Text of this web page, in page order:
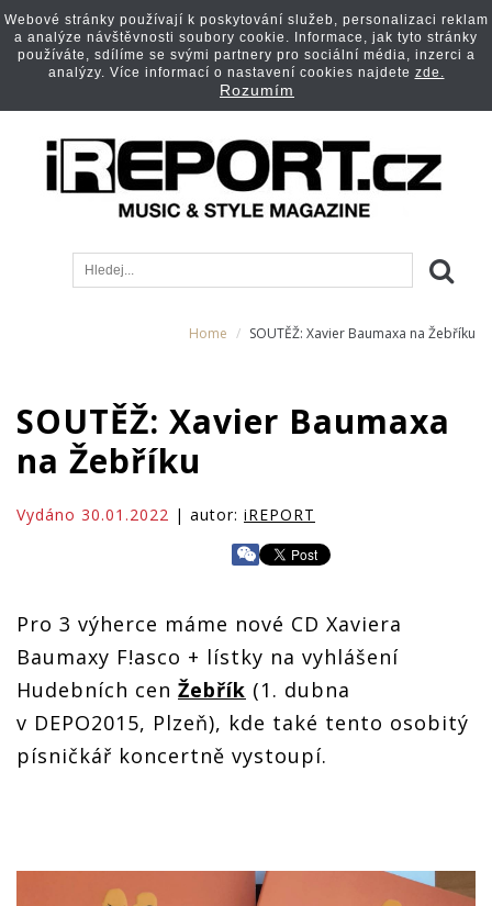
Home SOUTĚŽ: Xavier Baumaxa na Žebříku
SOUTĚŽ: Xavier Baumaxa
na Žebříku
Vydáno 30.01.2022 | autor: iREPORT
Pro 3 výherce máme nové CD Xaviera
Baumaxy F!asco + lístky na vyhlášení
Hudebních cen Žebřík (1. dubna
v DEPO2015, Plzeň), kde také tento osobitý
písničkář koncertně vystoupí.
Webové stránky používají k poskytování služeb, personalizaci reklam
a analýze návštěvnosti soubory cookie. Informace, jak tyto stránky
používáte, sdílíme se svými partnery pro sociální média, inzerci a
analýzy. Více informací o nastavení cookies najdete zde.
Rozumím